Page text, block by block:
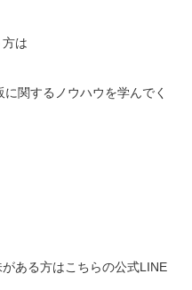
は
関するノウハウを学んでく
ある方はこちらの公式LINE